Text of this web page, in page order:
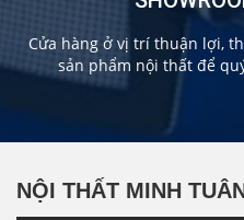
Cửa hàng ở vị trí thuận lợi,
sản phẩm nội thất để
NỘI THẤT MINH